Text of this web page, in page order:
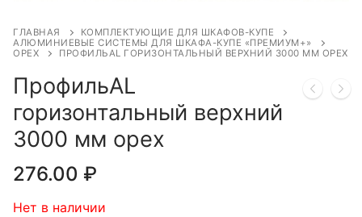
ГЛАВНАЯ
КОМПЛЕКТУЮЩИЕ ДЛЯ ШКАФОВ-КУПЕ
АЛЮМИНИЕВЫЕ СИСТЕМЫ ДЛЯ ШКАФА-КУПЕ «ПРЕМИУМ+»
ОРЕХ
ПРОФИЛЬAL ГОРИЗОНТАЛЬНЫЙ ВЕРХНИЙ 3000 ММ ОРЕХ
ПрофильAL
горизонтальный верхний
3000 мм орех
276.00 ₽
Нет в наличии